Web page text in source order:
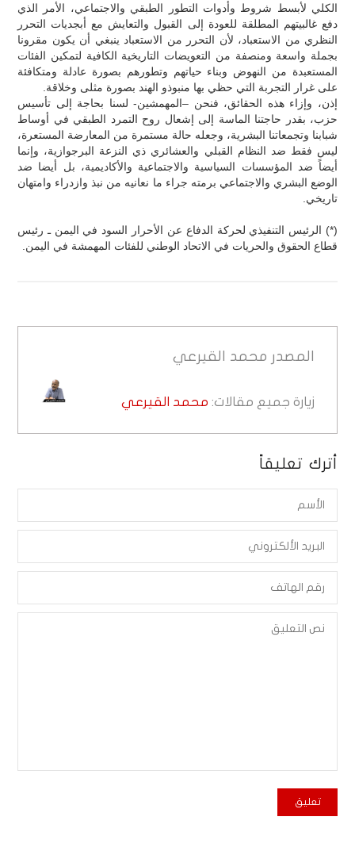
الكلي لأبسط شروط وأدوات التطور الطبقي والاجتماعي، الأمر الذي
دفع غالبيتهم المطلقة للعودة إلى القبول والتعايش مع أبجديات التحرر
النظري من الاستعباد، لأن التحرر من الاستعباد ينبغي أن يكون مقرونا
بجملة واسعة ومنصفة من التعويضات التاريخية الكافية لتمكين الفئات
المستعبدة من النهوض وبناء حياتهم وتطورهم بصورة عادلة ومتكافئة
على غرار التجربة التي حظي بها منبوذو الهند بصورة مثلى وخلاقة.
إذن، وإزاء هذه الحقائق، فنحن –المهمشين- لسنا بحاجة إلى تأسيس
حزب، بقدر حاجتنا الماسة إلى إشعال روح التمرد الطبقي في أوساط
شبابنا وتجمعاتنا البشرية، وجعله حالة مستمرة من المعارضة المستعرة،
ليس فقط ضد النظام القبلي والعشائري ذي النزعة البرجوازية، وإنما
أيضاً ضد المؤسسات السياسية والاجتماعية والأكاديمية، بل أيضا ضد
الوضع البشري والاجتماعي برمته جراء ما نعانيه من نبذ وازدراء وامتهان
تاريخي.
(*) الرئيس التنفيذي لحركة الدفاع عن الأحرار السود في اليمن ـ رئيس
قطاع الحقوق والحريات في الاتحاد الوطني للفئات المهمشة في اليمن.
المصدر محمد القيرعي
زيارة جميع مقالات: محمد القيرعي
أترك تعليقاً